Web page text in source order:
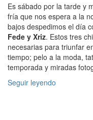
Es sábado por la tarde y
fría que nos espera a la
bajos despedimos el día
Fede y Xriz. Estos tres
necesarias para triunfar
tiempo; pelo a la moda,
temporada y miradas
Seguir leyendo